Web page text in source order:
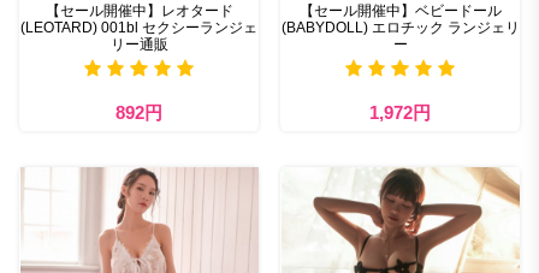
【セール開催中】レオタード
(LEOTARD) 001bl セクシーランジェ
リー通販
892円
【セール開催中】ベビードール
(BABYDOLL) エロチック ランジェリ
ー
1,972円